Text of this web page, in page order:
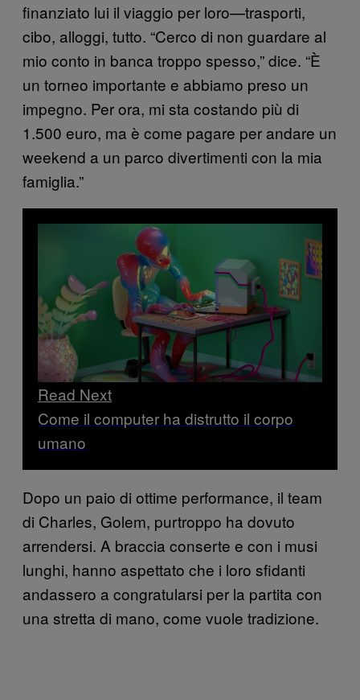
finanziato lui il viaggio per loro—trasporti,
cibo, alloggi, tutto. “Cerco di non guardare al
mio conto in banca troppo spesso,” dice. “È
un torneo importante e abbiamo preso un
impegno. Per ora, mi sta costando più di
1.500 euro, ma è come pagare per andare un
weekend a un parco divertimenti con la mia
famiglia.”
Read Next
Come il computer ha distrutto il corpo
umano
Dopo un paio di ottime performance, il team
di Charles, Golem, purtroppo ha dovuto
arrendersi. A braccia conserte e con i musi
lunghi, hanno aspettato che i loro sfidanti
andassero a congratularsi per la partita con
una stretta di mano, come vuole tradizione.